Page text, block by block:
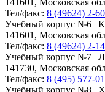
141601, Московская
Тел/факс: 8 (49624) 2-
Учебный корпус №6 |
141601, Московская
Тел/факс: 8 (49624) 2-
Учебный корпус №7 |
141730, Московская
Тел/факс: 8 (495) 577-